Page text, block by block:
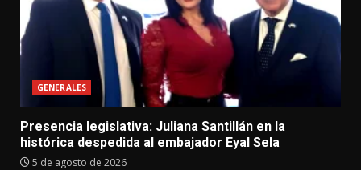
GENERALES
Presencia legislativa: Juliana Santillán en la
histórica despedida al embajador Eyal Sela
5 de agosto de 2026